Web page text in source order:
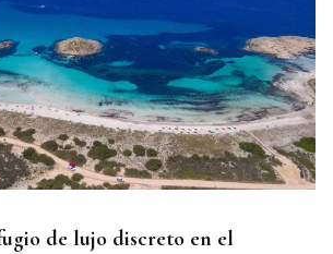
de lujo discreto en el